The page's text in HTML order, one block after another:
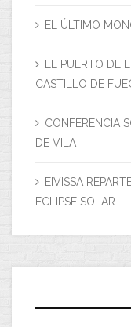
EL ÚLTIMO
EL PUERTO DE
CASTILLO DE
CONFERENCIA
DE VILA
EIVISSA
ECLIPSE SOLAR